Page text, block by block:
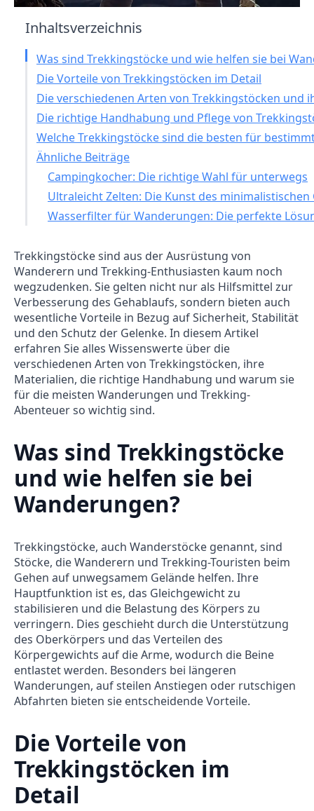
Inhaltsverzeichnis
Was sind Trekkingstöcke und wie helfen sie bei
Die Vorteile von Trekkingstöcken im Detail
Die verschiedenen Arten von Trekkingstöcken und
Die richtige Handhabung und Pflege von
Welche Trekkingstöcke sind die besten für
Ähnliche Beiträge
Campingkocher: Die richtige Wahl für unterwegs
Ultraleicht Zelten: Die Kunst des minimalistischen
Wasserfilter für Wanderungen: Die perfekte
Trekkingstöcke sind aus der Ausrüstung von
Wanderern und Trekking-Enthusiasten kaum noch
wegzudenken. Sie gelten nicht nur als Hilfsmittel zur
Verbesserung des Gehablaufs, sondern bieten auch
wesentliche Vorteile in Bezug auf Sicherheit, Stabilität
und den Schutz der Gelenke. In diesem Artikel
erfahren Sie alles Wissenswerte über die
verschiedenen Arten von Trekkingstöcken, ihre
Materialien, die richtige Handhabung und warum sie
für die meisten Wanderungen und Trekking-
Abenteuer so wichtig sind.
Was sind Trekkingstöcke
und wie helfen sie bei
Wanderungen?
Trekkingstöcke, auch Wanderstöcke genannt, sind
Stöcke, die Wanderern und Trekking-Touristen beim
Gehen auf unwegsamem Gelände helfen. Ihre
Hauptfunktion ist es, das Gleichgewicht zu
stabilisieren und die Belastung des Körpers zu
verringern. Dies geschieht durch die Unterstützung
des Oberkörpers und das Verteilen des
Körpergewichts auf die Arme, wodurch die Beine
entlastet werden. Besonders bei längeren
Wanderungen, auf steilen Anstiegen oder rutschigen
Abfahrten bieten sie entscheidende Vorteile.
Die Vorteile von
Trekkingstöcken im
Detail